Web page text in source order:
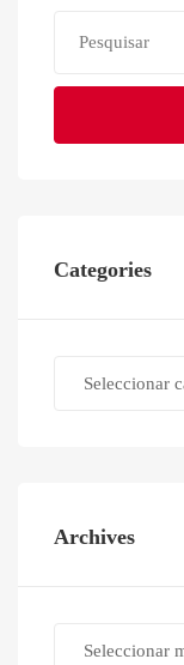
Categories
Archives